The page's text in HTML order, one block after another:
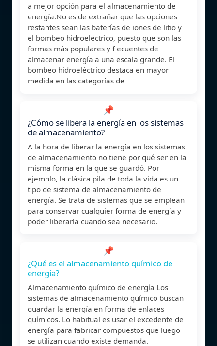
a mejor opción para el almacenamiento de
energía.No es de extrañar que las opciones
restantes sean las baterías de iones de litio y
el bombeo hidroeléctrico, puesto que son las
formas más populares y f ecuentes de
almacenar energía a una escala grande. El
bombeo hidroeléctrico destaca en mayor
medida en las categorías de
📌
¿Cómo se libera la energía en los sistemas
de almacenamiento?
A la hora de liberar la energía en los sistemas
de almacenamiento no tiene por qué ser en la
misma forma en la que se guardó. Por
ejemplo, la clásica pila de toda la vida es un
tipo de sistema de almacenamiento de
energía. Se trata de sistemas que se emplean
para conservar cualquier forma de energía y
poder liberarla cuando sea necesario.
📌
¿Qué es el almacenamiento químico de
energía?
Almacenamiento químico de energía Los
sistemas de almacenamiento químico buscan
guardar la energía en forma de enlaces
químicos. Lo habitual es usar el excedente de
energía para fabricar compuestos que luego
se utilizan cuando existe demanda.